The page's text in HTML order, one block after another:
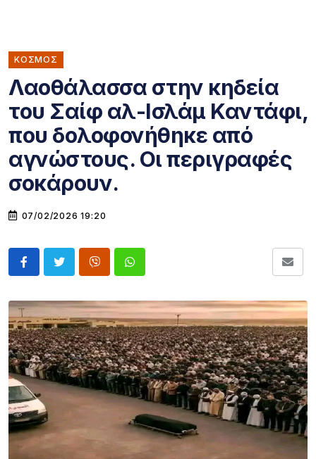
ΚΌΣΜΟΣ
Λαοθάλασσα στην κηδεία
του Σαίφ αλ-Ισλάμ Καντάφι,
που δολοφονήθηκε από
αγνώστους. Οι περιγραφές
σοκάρουν.
07/02/2026 19:20